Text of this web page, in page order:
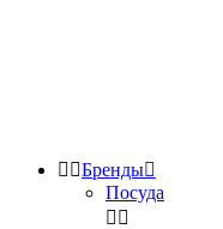
 Бренды
Посуда
 